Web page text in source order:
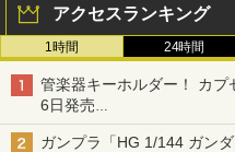
アクセスランキング
1時間 24時間
管楽器キーホルダー！ カプ
6日発売
チューバ、テナサクなど5
ガンプラ「HG 1/144 ガン